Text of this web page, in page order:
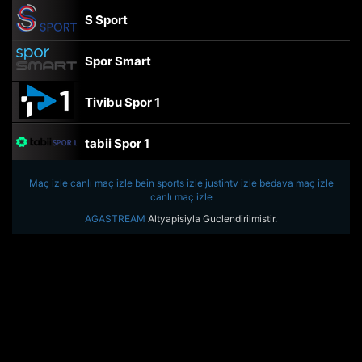
S Sport
Spor Smart
Tivibu Spor 1
tabii Spor 1
TRT Spor
beIN Sports Haber
Maç izle canlı maç izle bein sports izle justintv izle bedava maç izle
canlı maç izle
AGASTREAM Altyapisiyla Guclendirilmistir.